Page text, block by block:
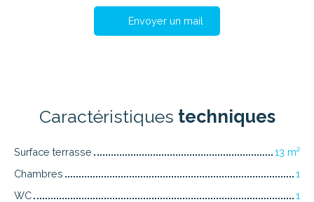
Envoyer un mail
Caractéristiques techniques
Surface terrasse 13 m²
Chambres
1
WC
1